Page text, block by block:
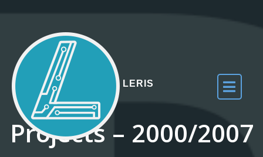
LERIS
Projects – 2000/2007